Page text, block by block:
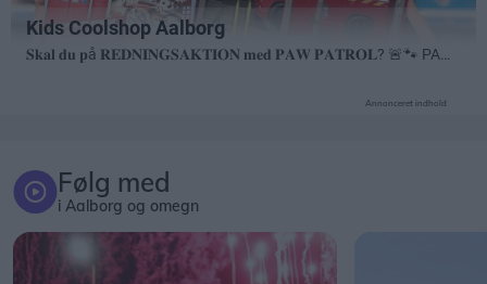
Annonceret indhold
Følg med
i Aalborg og omegn